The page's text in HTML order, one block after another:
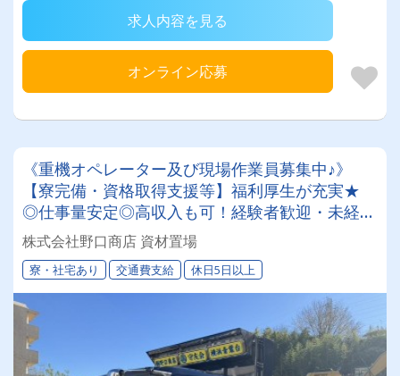
求人内容を見る
オンライン応募
《重機オペレーター及び現場作業員募集中♪》
【寮完備・資格取得支援等】福利厚生が充実★
◎仕事量安定◎高収入も可！経験者歓迎・未経験
者もOK◎髪型・髪色自由、ヒゲ・ピアスOK！自
分らしいスタイルで働けます
株式会社野口商店 資材置場
寮・社宅あり 交通費支給 休日5日以上